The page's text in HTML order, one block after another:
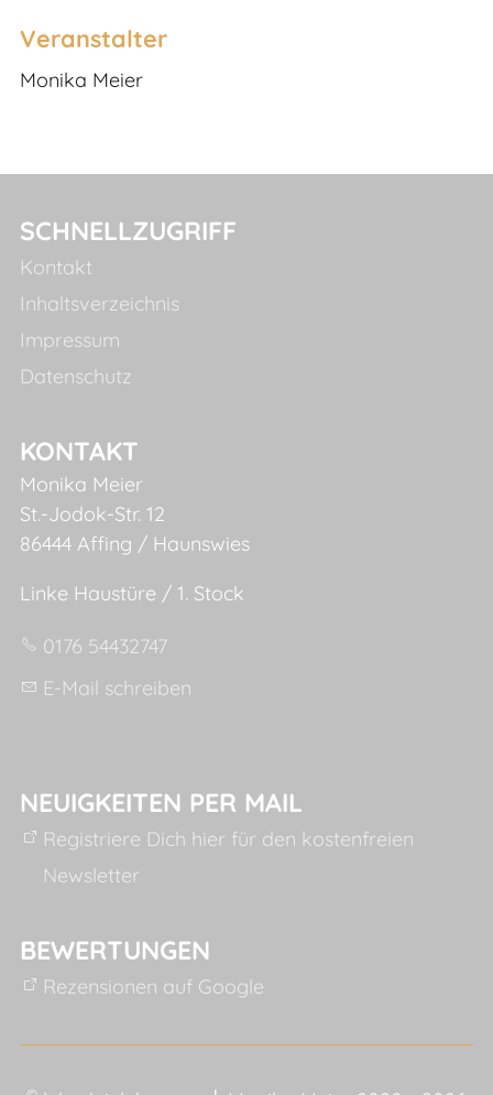
Veranstalter
Monika Meier
SCHNELLZUGRIFF
Kontakt
Inhaltsverzeichnis
Impressum
Datenschutz
KONTAKT
Monika Meier
St.-Jodok-Str. 12
86444 Affing / Haunswies
Linke Haustüre / 1. Stock
0176 54432747
E-Mail schreiben
NEUIGKEITEN PER MAIL
Registriere Dich hier für den kostenfreien
Newsletter
BEWERTUNGEN
Rezensionen auf Google